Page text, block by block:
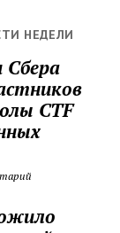
НЕДЕЛИ
CTF